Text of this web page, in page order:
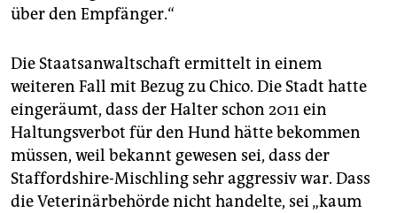
über den Empfänger.“
Die Staatsanwaltschaft ermittelt in einem
weiteren Fall mit Bezug zu Chico. Die Stadt hatte
eingeräumt, dass der Halter schon 2011 ein
Haltungsverbot für den Hund hätte bekommen
müssen, weil bekannt gewesen sei, dass der
Staffordshire-Mischling sehr aggressiv war. Dass
die Veterinärbehörde nicht handelte, sei „kaum